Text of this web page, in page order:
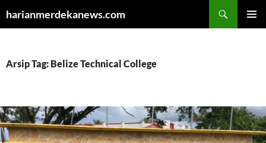
harianmerdekanews.com
Arsip Tag: Belize Technical College